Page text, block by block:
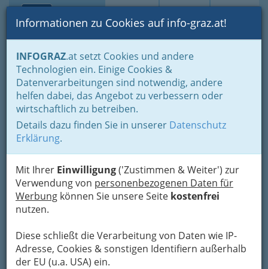
Suche Login Toggle
Informationen zu Cookies auf info-graz.at!
INFOGRAZ.at setzt Cookies und andere
Technologien ein. Einige Cookies &
Datenverarbeitungen sind notwendig, andere
helfen dabei, das Angebot zu verbessern oder
wirtschaftlich zu betreiben.
Details dazu finden Sie in unserer Datenschutz
Erklärung.
Mit Ihrer Einwilligung('Zustimmen & Weiter') zur
Verwendung von personenbezogenen Daten für
Werbung können Sie unsere Seite kostenfrei
nutzen.
Diese schließt die Verarbeitung von Daten wie IP-
Adresse, Cookies & sonstigen Identifiern außerhalb
der EU (u.a. USA) ein.
Home Branchen
Einkaufen & Schenken - der Handel
Handel in Graz
Dinge des täglichen Lebens
Lebensmittelhandel allgemein
Dieter Friedrich Duller Roth-
Tankstelle
Riesstraße 422, 8301 Kainbach bei Graz
+43 316 301 760
Karte
Adresse mit Google Maps anschauen